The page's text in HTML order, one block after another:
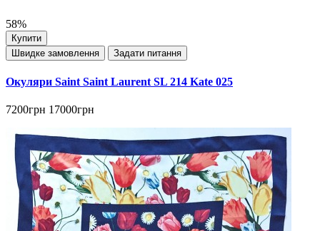
58%
Купити
Швидке замовлення
Задати питання
Окуляри Saint Saint Laurent SL 214 Kate 025
7200грн 17000грн